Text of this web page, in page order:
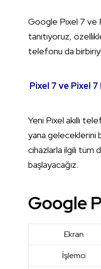
Google Pixel 7 ve
tanıtıyoruz,
telefonu da
Pixel 7 ve Pixel 7
Yeni Pixel akıllı
yana geleceklerini
cihazlarla ilgili tüm
başlayacağız.
Google
Ekran
İşlemci